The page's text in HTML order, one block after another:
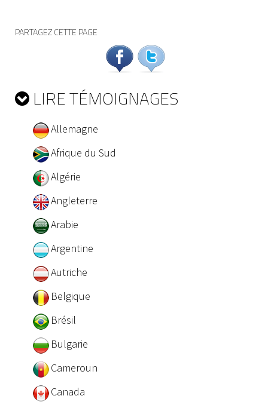
PARTAGEZ CETTE PAGE
LIRE TÉMOIGNAGES
Allemagne
Afrique du Sud
Algérie
Angleterre
Arabie
Argentine
Autriche
Belgique
Brésil
Bulgarie
Cameroun
Canada